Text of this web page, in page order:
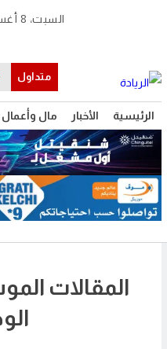
الرئيسية الأخبار مال وأعمال
السبت، 8 أغسطس 2026
متداول
المقالات